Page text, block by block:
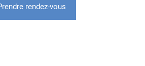
rendez-vous